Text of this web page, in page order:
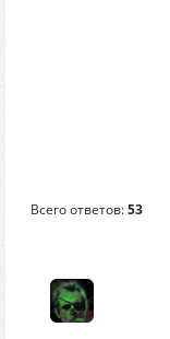
Всего ответов:53